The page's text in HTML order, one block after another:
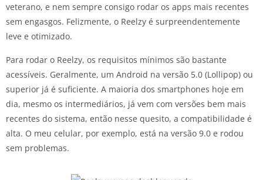
veterano, e nem sempre consigo rodar os apps mais recentes
sem engasgos. Felizmente, o Reelzy é surpreendentemente
leve e otimizado.
Para rodar o Reelzy, os requisitos mínimos são bastante
acessíveis. Geralmente, um Android na versão 5.0 (Lollipop) ou
superior já é suficiente. A maioria dos smartphones hoje em
dia, mesmo os intermediários, já vem com versões bem mais
recentes do sistema, então nesse quesito, a compatibilidade é
alta. O meu celular, por exemplo, está na versão 9.0 e rodou
sem problemas.